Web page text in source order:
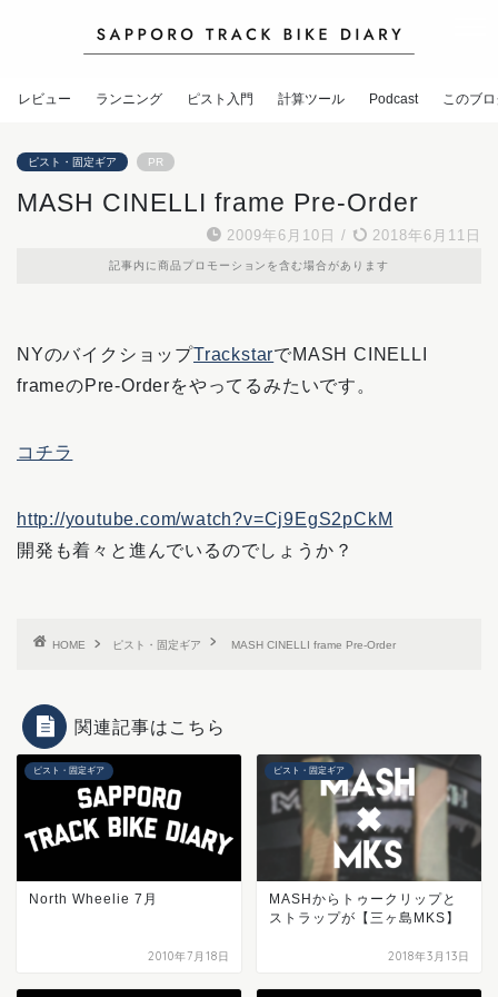
レビュー ランニング ピスト入門 計算ツール Podcast このブ
ピスト・固定ギア PR
MASH CINELLI frame Pre-Order
2009年6月10日 / 2018年6月11日
記事内に商品プロモーションを含む場合があります
NYのバイクショップTrackstarでMASH CINELLI
frameのPre-Orderをやってるみたいです。
コチラ
http://youtube.com/watch?v=Cj9EgS2pCkM
開発も着々と進んでいるのでしょうか？
HOME ピスト・固定ギア MASH CINELLI frame Pre-Order
関連記事はこちら
ピスト・固定ギア
North Wheelie 7月
2010年7月18日
ピスト・固定ギア
MASHからトゥークリップと
ストラップが【三ヶ島MKS】
2018年3月13日